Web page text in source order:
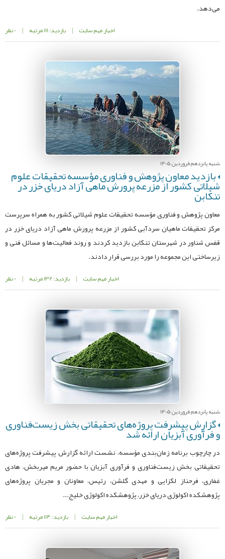
می‌دهد.
اخبار مهم سایت | بازدید: 111 مرتبه | 0 نظر
شنبه پانزدهم فروردین 1405
بازدید معاون پژوهش و فناوری مؤسسه تحقیقات علوم
شیلاتی کشور از مزرعه پرورش ماهی آزاد دریای خزر در
تنکابن
معاون پژوهش و فناوری مؤسسه تحقیقات علوم شیلاتی کشور به همراه سرپرست
مرکز تحقیقات ماهیان سردآبی کشور از مزرعه پرورش ماهی آزاد دریای خزر در
قفس شناور در شهرستان تنکابن بازدید کردند و روند فعالیت‌ها و مسائل فنی و
زیرساختی این مجموعه را مورد بررسی قرار دادند.
اخبار مهم سایت | بازدید: 132 مرتبه | 0 نظر
شنبه پانزدهم فروردین 1405
گزارش پیشرفت پروژه‌های تحقیقاتی بخش زیست‌فناوری
و فرآوری آبزیان ارائه شد
در چارچوب برنامه زمان‌بندی مؤسسه، نشست ارائه گزارش پیشرفت پروژه‌های
تحقیقاتی بخش زیست‌فناوری و فرآوری آبزیان با حضور مریم میربخش، هادی
غفاری، فرحناز لکزایی و مهدی گلشن، رئیس، معاونان و مجریان پروژه‌های
پژوهشکده اکولوژی دریای خزر، پژوهشکده اکولوژی خلیج...
اخبار مهم سایت | بازدید: 114 مرتبه | 0 نظر